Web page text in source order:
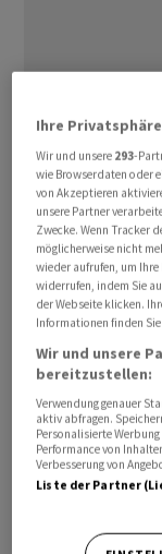
In den USA hat
Krieges die
Die
zum
Freitag
hatten damit
und damit vor
2,4 Prozent
Auch die
Preise für
und zwar ​auf
auf diese
Ihre
Wir und unsere 293-
wie Browserdaten oder
von Akzeptieren
unsere Partner
Zwecke. Wenn Tracker
möglicherweise nicht
wieder aufrufen, um
widerrufen, indem Sie
der Webseite klicken.
Informationen finden
Wir und unsere
bereitzustellen:
Verwendung genauer
aktiv abfragen.
Personalisierte
Performance von
Verbesserung von
Liste der Partner